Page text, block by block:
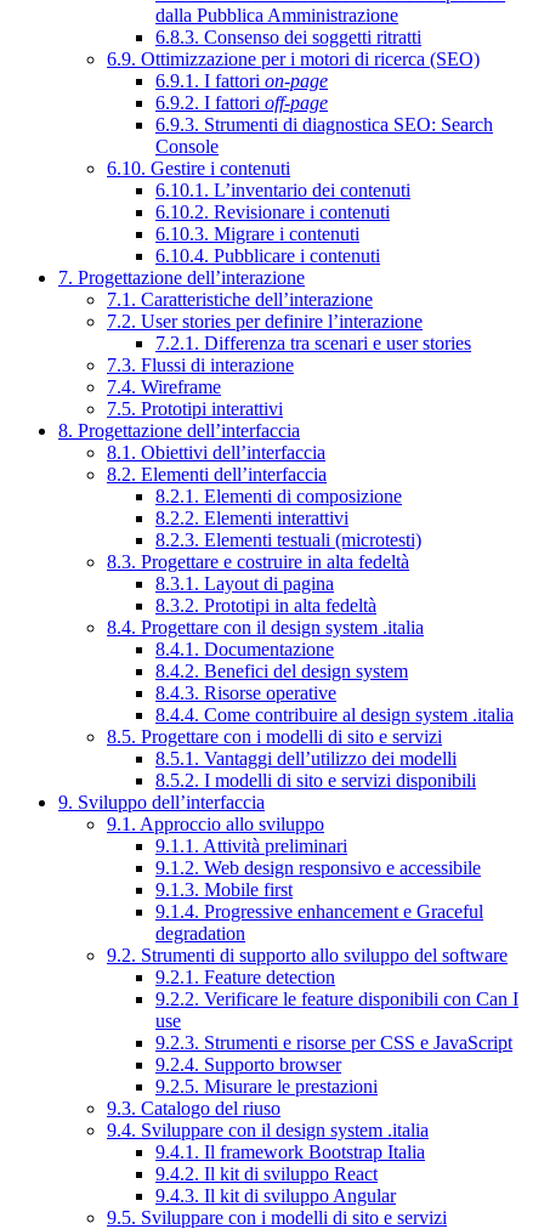
dalla Pubblica Amministrazione
6.8.3. Consenso dei soggetti ritratti
6.9. Ottimizzazione per i motori di ricerca (SEO)
6.9.1. I fattori on-page
6.9.2. I fattori off-page
6.9.3. Strumenti di diagnostica SEO: Search
Console
6.10. Gestire i contenuti
6.10.1. L’inventario dei contenuti
6.10.2. Revisionare i contenuti
6.10.3. Migrare i contenuti
6.10.4. Pubblicare i contenuti
7. Progettazione dell’interazione
7.1. Caratteristiche dell’interazione
7.2. User stories per definire l’interazione
7.2.1. Differenza tra scenari e user stories
7.3. Flussi di interazione
7.4. Wireframe
7.5. Prototipi interattivi
8. Progettazione dell’interfaccia
8.1. Obiettivi dell’interfaccia
8.2. Elementi dell’interfaccia
8.2.1. Elementi di composizione
8.2.2. Elementi interattivi
8.2.3. Elementi testuali (microtesti)
8.3. Progettare e costruire in alta fedeltà
8.3.1. Layout di pagina
8.3.2. Prototipi in alta fedeltà
8.4. Progettare con il design system .italia
8.4.1. Documentazione
8.4.2. Benefici del design system
8.4.3. Risorse operative
8.4.4. Come contribuire al design system .italia
8.5. Progettare con i modelli di sito e servizi
8.5.1. Vantaggi dell’utilizzo dei modelli
8.5.2. I modelli di sito e servizi disponibili
9. Sviluppo dell’interfaccia
9.1. Approccio allo sviluppo
9.1.1. Attività preliminari
9.1.2. Web design responsivo e accessibile
9.1.3. Mobile first
9.1.4. Progressive enhancement e Graceful
degradation
9.2. Strumenti di supporto allo sviluppo del software
9.2.1. Feature detection
9.2.2. Verificare le feature disponibili con Can I
use
9.2.3. Strumenti e risorse per CSS e JavaScript
9.2.4. Supporto browser
9.2.5. Misurare le prestazioni
9.3. Catalogo del riuso
9.4. Sviluppare con il design system .italia
9.4.1. Il framework Bootstrap Italia
9.4.2. Il kit di sviluppo React
9.4.3. Il kit di sviluppo Angular
9.5. Sviluppare con i modelli di sito e servizi